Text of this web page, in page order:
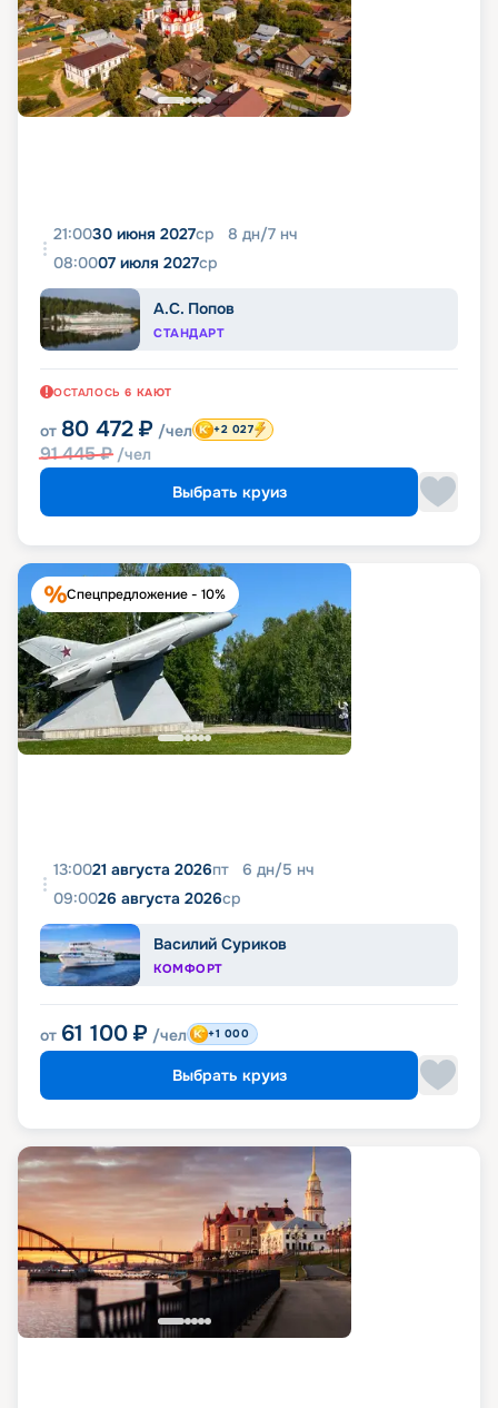
21:0030 июня 2027ср 8 дн/7 нч
08:0007 июля 2027ср
А.С. Попов
СТАНДАРТ
ОСТАЛОСЬ 6 КАЮТ
от 80 472 ₽ /чел
91 445₽ /чел
+2 027
Выбрать круиз
Спецпредложение - 10%
13:0021 августа 2026пт 6 дн/5 нч
09:0026 августа 2026ср
Василий Суриков
КОМФОРТ
от 61 100 ₽ /чел +1 000
Выбрать круиз